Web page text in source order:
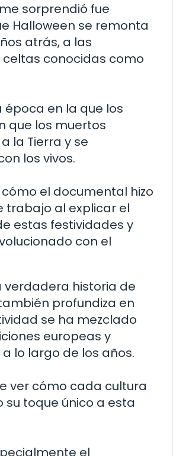
sorprendió fue
Halloween se remonta
atrás, a las
conocidas como
época en la que los
que los muertos
la Tierra y se
los vivos.
el documental hizo
trabajo al explicar el
estas festividades y
con el
verdadera historia de
profundiza en
se ha mezclado
europeas y
lo largo de los años.
ver cómo cada cultura
toque único a esta
el